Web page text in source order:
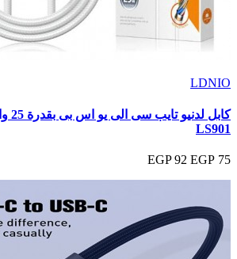
LDNIO
LS901
75 EGP
92 EGP